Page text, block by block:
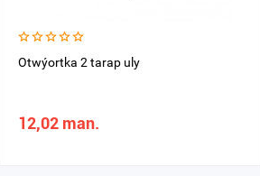
Otwýortka 2 tarap uly
12,02 man.